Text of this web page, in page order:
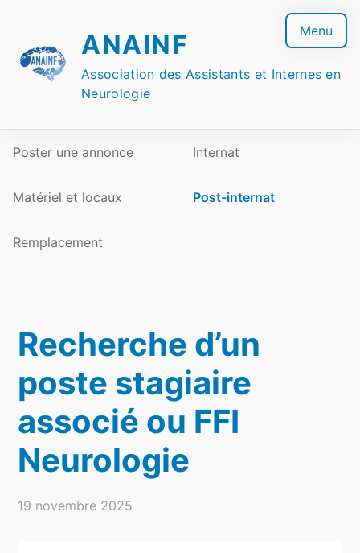
content
ANAINF
Association des Assistants et Internes en
Neurologie
Menu
Poster une annonce Internat
Matériel et locaux Post-internat
Remplacement
Recherche d’un
poste stagiaire
associé ou FFI
Neurologie
19 novembre 2025